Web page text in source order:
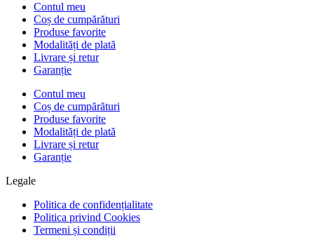
Contul meu
Coș de cumpărături
Produse favorite
Modalități de plată
Livrare și retur
Garanție
Contul meu
Coș de cumpărături
Produse favorite
Modalități de plată
Livrare și retur
Garanție
Legale
Politica de confidențialitate
Politica privind Cookies
Termeni și condiții